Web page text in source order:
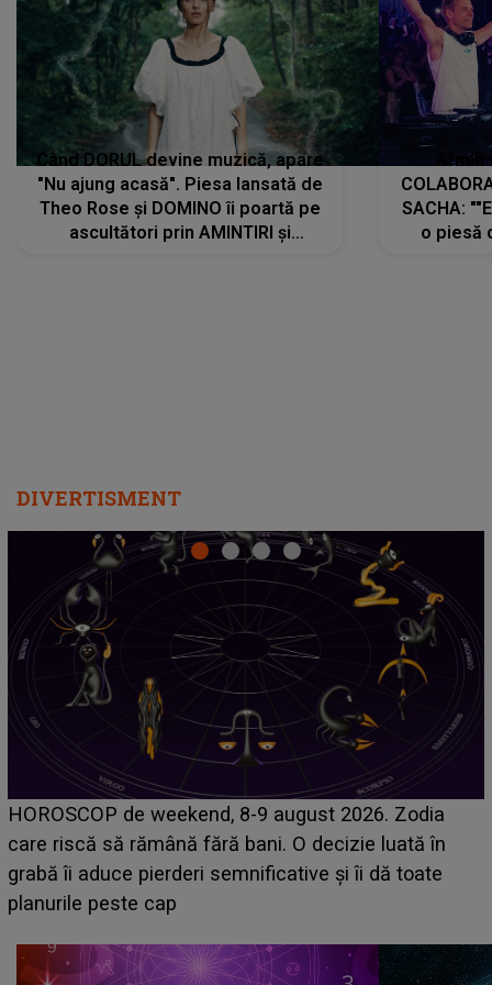
Când DORUL devine muzică, apare
"Nu ajung acasă". Piesa lansată de
Theo Rose și DOMINO îi poartă pe
ascultători prin AMINTIRI și
SACHA:
o piesă
DIVERTISMENT
Emanuel a ținut ACEST DETALIU ASCUNS până
acum! În fața Alexandrei, concurentul din Casa Iubirii
face o MĂRTURISIRE NEAȘTEPTATĂ despre mama
sa: "I-am spus și ei în față, eu nu te iubesc pentru